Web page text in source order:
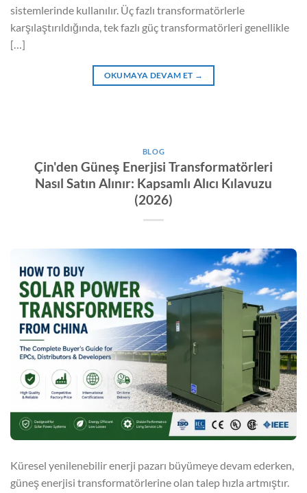
sistemlerinde kullanılır. Üç fazlı transformatörlerle
karşılaştırıldığında, tek fazlı güç transformatörleri genellikle
[…]
OKUMAYA DEVAM ET →
BLOG
Çin'den Güneş Enerjisi Transformatörleri
Nasıl Satın Alınır: Kapsamlı Alıcı Kılavuzu
(2026)
Küresel yenilenebilir enerji pazarı büyümeye devam ederken,
güneş enerjisi transformatörlerine olan talep hızla artmıştır.